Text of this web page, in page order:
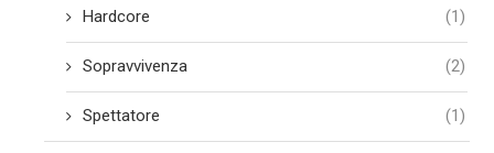
Hardcore (1)
Sopravvivenza (2)
Spettatore (1)